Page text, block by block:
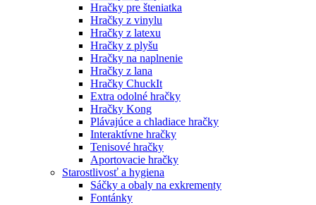
Hračky pre šteniatka
Hračky z vinylu
Hračky z latexu
Hračky z plyšu
Hračky na naplnenie
Hračky z lana
Hračky ChuckIt
Extra odolné hračky
Hračky Kong
Plávajúce a chladiace hračky
Interaktívne hračky
Tenisové hračky
Aportovacie hračky
Starostlivosť a hygiena
Sáčky a obaly na exkrementy
Fontánky